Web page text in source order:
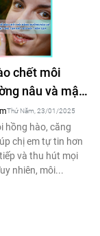
chết môi
nâu và mật
đôi môi
Thứ Năm, 23/01/2025
hồng hào, căng
chị em tự tin hơn
và thu hút mọi
nhiên, môi...